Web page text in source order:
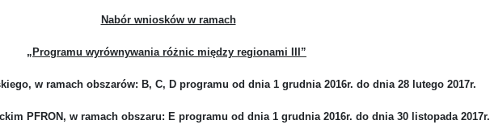
Nabór wniosków w ramach
„Programu wyrównywania różnic między regionami III”
, w ramach obszarów: B, C, D programu od dnia 1 grudnia 2016r. do dnia 28 lutego 2017r.
PFRON, w ramach obszaru: E programu od dnia 1 grudnia 2016r. do dnia 30 listopada 2017r.